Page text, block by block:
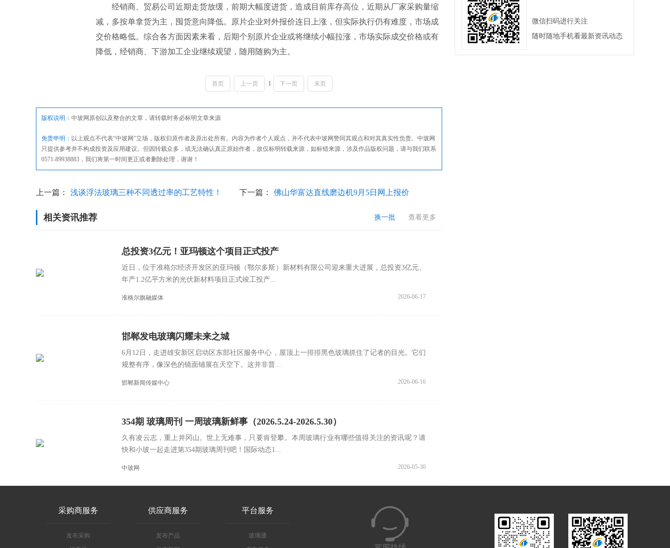
微信扫码进行关注
随时随地手机看最新资讯动态
经销商、贸易公司近期走货放缓，前期大幅度进货，造成目前库存高位，近期从厂家采购量缩
减，多按单拿货为主，囤货意向降低。原片企业对外报价连日上涨，但实际执行仍有难度，市场成
交价格略低。综合各方面因素来看，后期个别原片企业或将继续小幅拉涨，市场实际成交价格或有
降低，经销商、下游加工企业继续观望，随用随购为主。
首页 上一页 1 下一页 末页
版权说明： 中玻网原创以及整合的文章，请转载时务必标明文章来源
免责申明： 以上观点不代表“中玻网”立场，版权归原作者及原出处所有。内容为作者个人观点，并不代表中玻网赞同其观点和对其真实性负责。中玻网
只提供参考并不构成投资及应用建议。但因转载众多，或无法确认真正原始作者，故仅标明转载来源，如标错来源，涉及作品版权问题，请与我们联系
0571-89938883，我们将第一时间更正或者删除处理，谢谢！
上一篇： 浅谈浮法玻璃三种不同透过率的工艺特性！ 下一篇： 佛山华富达直线磨边机9月5日网上报价
相关资讯推荐 查看更多
换一批
总投资3亿元！亚玛顿这个项目正式投产
近日，位于准格尔经济开发区的亚玛顿（鄂尔多斯）新材料有限公司迎来重大进展，总投资3亿元、
年产1.2亿平方米的光伏新材料项目正式竣工投产...
准格尔旗融媒体 2026-06-17
邯郸发电玻璃闪耀未来之城
6月12日，走进雄安新区启动区东部社区服务中心，屋顶上一排排黑色玻璃抓住了记者的目光。它们
规整有序，像深色的镜面铺展在天空下。这并非普...
邯郸新闻传媒中心 2026-06-16
354期 玻璃周刊 一周玻璃新鲜事（2026.5.24-2026.5.30）
久有凌云志，重上井冈山。世上无难事，只要肯登攀。本周玻璃行业有哪些值得关注的资讯呢？请
快和小玻一起走进第354期玻璃周刊吧！国际动态1...
中玻网 2026-05-30
采购商服务
发布采购
供应商服务
发布产品
平台服务
玻璃通